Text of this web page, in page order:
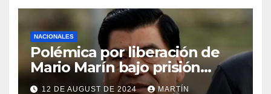
NACIONALES
Polémica por liberación de
Mario Marín bajo prisión
domiciliaria
12 DE AUGUST DE 2024 MARTÍN